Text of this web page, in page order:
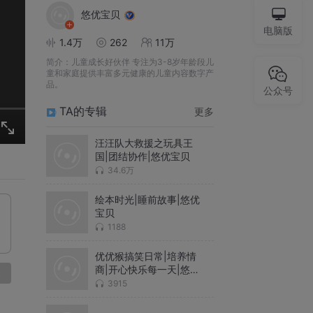
悠优宝贝
1.4万 262 11万
简介： 儿童成长好伙伴 专注为3-8岁年龄段儿
童和家庭提供丰富多元健康的儿童内容数字产
品。
TA的专辑 更多
汪汪队大救援之玩具王
国|团结协作|悠优宝贝
34.6万
绘本时光|睡前故事|悠优
宝贝
1188
优优猴搞笑日常|培养情
商|开心快乐每一天|悠优
宝贝3915
电脑版
公众号